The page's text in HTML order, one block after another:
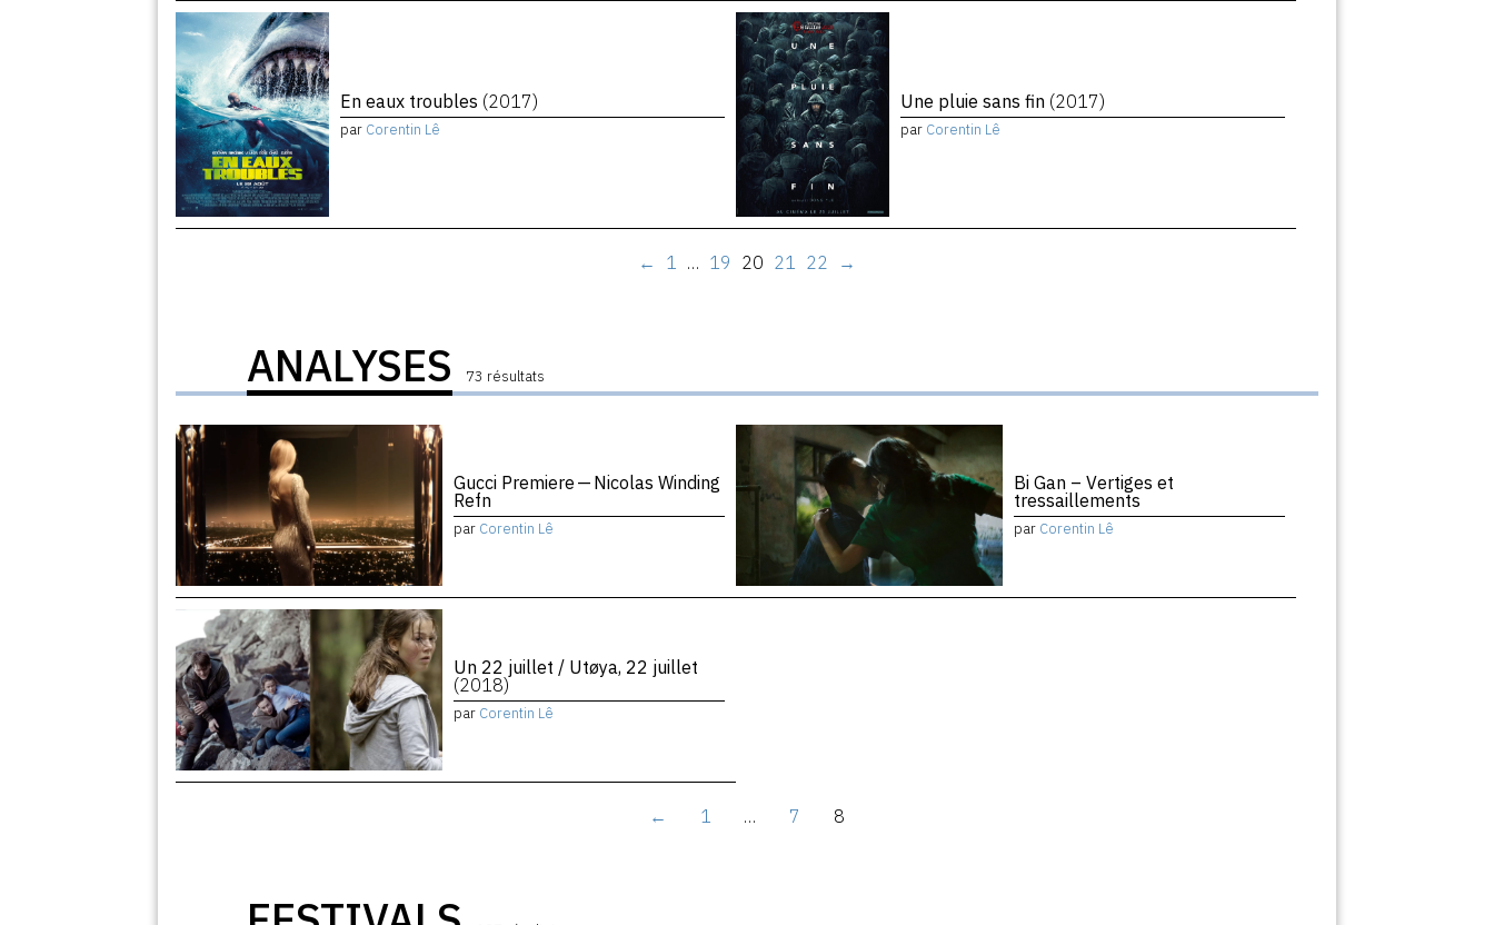
En eaux troubles (2017)
par Corentin Lê
Une pluie sans fin (2017)
par Corentin Lê
← 1 … 19 20 21 22 →
ANALYSES 73 résultats
Gucci Premiere — Nicolas Winding
Refn
par Corentin Lê
Bi Gan – Vertiges et
tressaillements
par Corentin Lê
Un 22 juillet / Utøya, 22 juillet
(2018)
par Corentin Lê
← 1 … 7 8